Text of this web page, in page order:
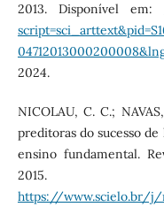
2013. Disponível em:
2024.
NICOLAU, C. C.;
preditoras do sucesso
ensino fundamental.
2015.
https://www.scielo.br/j/